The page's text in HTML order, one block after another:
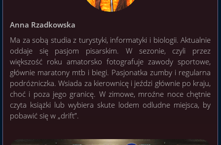
Anna Rzadkowska
Ma za sobą studia z turystyki, informatyki i biologii. Aktualnie
oddaje się pasjom pisarskim. W sezonie, czyli przez
większość roku amatorsko fotografuje zawody sportowe,
głównie maratony mtb i biegi. Pasjonatka zumby i regularna
podróżniczka. Wsiada za kierownicę i jeździ głównie po kraju,
choć i poza jego granicę. W zimowe, mroźne noce chętnie
czyta książki lub wybiera skute lodem odludne miejsca, by
pobawić się w „drift”.